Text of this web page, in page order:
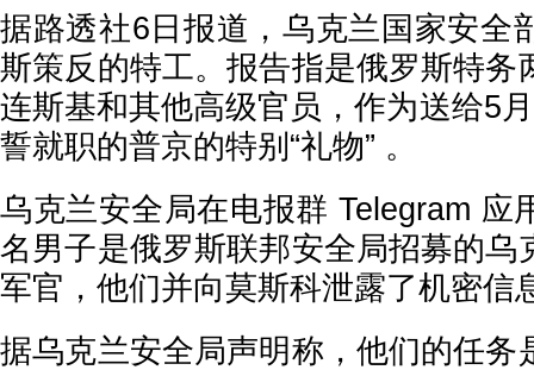
据路透社6日报道，乌克兰国家安全
斯策反的特工。报告指是俄罗斯特务
连斯基和其他高级官员，作为送给5
誓就职的普京的特别“礼物” 。
乌克兰安全局在电报群 Telegram 应
名男子是俄罗斯联邦安全局招募的乌
军官，他们并向莫斯科泄露了机密信
据乌克兰安全局声明称，他们的任务